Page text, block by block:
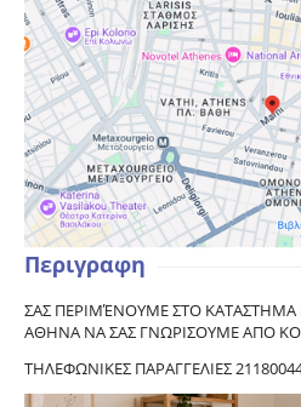
Περιγραφη
ΣΑΣ ΠΕΡΙΜΈΝΟΥΜΕ ΣΤΟ
ΑΘΗΝΑ ΝΑ ΣΑΣ ΓΝΩΡΙΣΟΥΜΕ ΑΠΟ
ΤΗΛΕΦΩΝΙΚΕΣ ΠΑΡΑΓΓΕΛΙΕΣ